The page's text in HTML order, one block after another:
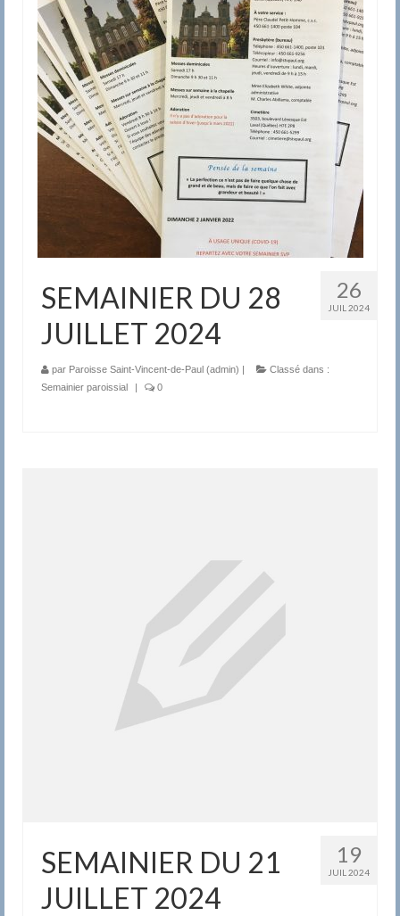
26
JUIL 2024
SEMAINIER DU 28
JUILLET 2024
par Paroisse Saint-Vincent-de-Paul (admin) |
Classé dans :
Semainier paroissial
| 0
19
JUIL 2024
SEMAINIER DU 21
JUILLET 2024